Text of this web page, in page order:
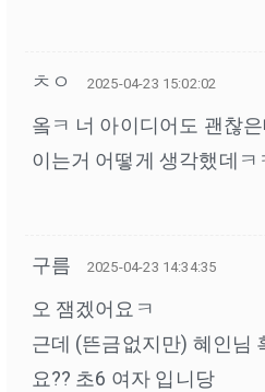
ㅊㅇ 2025-04-23 15:02:02
옼ㅋ 너 아이디어도 괜찮
이는거 어떻게 생각했데ㅋ
구름 2025-04-23 14:34:35
오 잼겠어요ㅋ
근데 (뜬금없지만) 혜인님
요?? 초6 여자 입니당